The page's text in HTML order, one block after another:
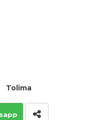
Tolima